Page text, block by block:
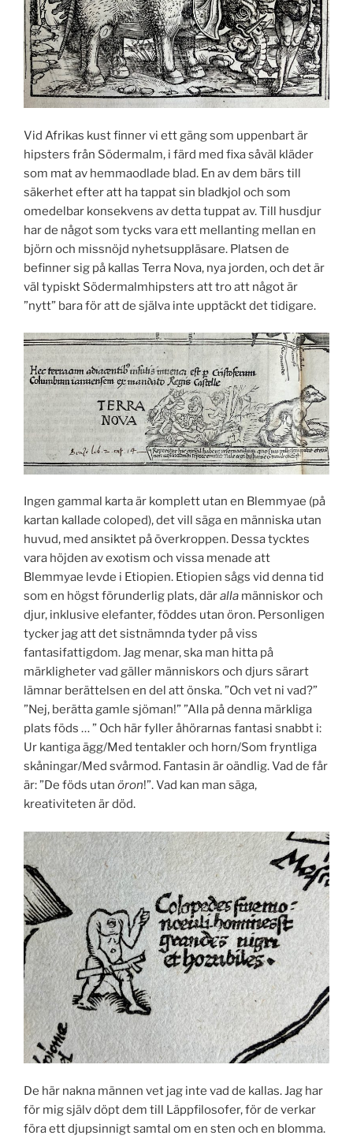
Vid Afrikas kust finner vi ett gäng som uppenbart är
hipsters från Södermalm, i färd med fixa såväl kläder
som mat av hemmaodlade blad. En av dem bärs till
säkerhet efter att ha tappat sin bladkjol och som
omedelbar konsekvens av detta tuppat av. Till husdjur
har de något som tycks vara ett mellanting mellan en
björn och missnöjd nyhetsuppläsare. Platsen de
befinner sig på kallas Terra Nova, nya jorden, och det är
väl typiskt Södermalmhipsters att tro att något är
”nytt” bara för att de själva inte upptäckt det tidigare.
Ingen gammal karta är komplett utan en Blemmyae (på
kartan kallade coloped), det vill säga en människa utan
huvud, med ansiktet på överkroppen. Dessa tycktes
vara höjden av exotism och vissa menade att
Blemmyae levde i Etiopien. Etiopien sågs vid denna tid
som en högst förunderlig plats, däralla människor och
djur, inklusive elefanter, föddes utan öron. Personligen
tycker jag att det sistnämnda tyder på viss
fantasifattigdom. Jag menar, ska man hitta på
märkligheter vad gäller människors och djurs särart
lämnar berättelsen en del att önska. ”Och vet ni vad?”
”Nej, berätta gamle sjöman!” ”Alla på denna märkliga
plats föds … ” Och här fyller åhörarnas fantasi snabbt i:
Ur kantiga ägg/Med tentakler och horn/Som fryntliga
skåningar/Med svårmod. Fantasin är oändlig. Vad de får
är: ”De föds utan öron!”. Vad kan man säga,
kreativiteten är död.
De här nakna männen vet jag inte vad de kallas. Jag har
för mig själv döpt dem till Läppfilosofer, för de verkar
föra ett djupsinnigt samtal om en sten och en blomma.